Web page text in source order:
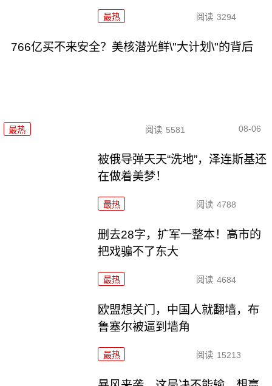
最热 阅读 3294
766亿买不来安全？美核潜光鲜\"大计划\"的背后
最热 阅读 5581 08-06
被俄导弹天天“洗地”，泽连斯基还
在做着美梦！
最热 阅读 4788
删去28字，扩军一整本！高市的
把戏骗不了东大
最热 阅读 4684
欧盟想关门，中国人就翻墙，布
鲁塞尔被逼到墙角
最热 阅读 15213